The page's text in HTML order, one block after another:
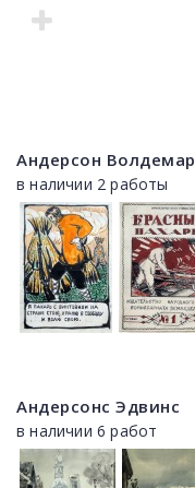
Андерсон Волдемар
в наличии 2 работы
Андерсонс Эдвинс
в наличии 6 работ